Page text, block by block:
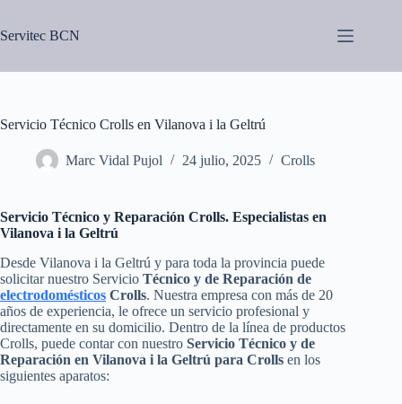
contenido
Servitec BCN
Servicio Técnico Crolls en Vilanova i la Geltrú
Marc Vidal Pujol 24 julio, 2025 Crolls
Servicio Técnico y Reparación Crolls. Especialistas en
Vilanova i la Geltrú
Desde Vilanova i la Geltrú y para toda la provincia puede
solicitar nuestro Servicio Técnico y de Reparación de
electrodomésticos Crolls. Nuestra empresa con más de 20
años de experiencia, le ofrece un servicio profesional y
directamente en su domicilio. Dentro de la línea de productos
Crolls, puede contar con nuestro Servicio Técnico y de
Reparación en Vilanova i la Geltrú para Crolls en los
siguientes aparatos: